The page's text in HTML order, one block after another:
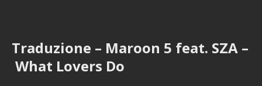
Traduzione – Maroon 5 feat. SZA –
What Lovers Do